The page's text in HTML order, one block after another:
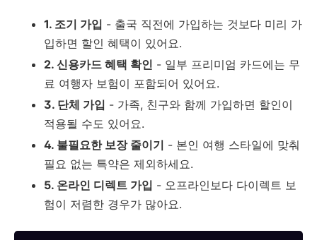
1. 조기 가입 - 출국 직전에 가입하는 것보다 미리 가
입하면 할인 혜택이 있어요.
2. 신용카드 혜택 확인 - 일부 프리미엄 카드에는 무
료 여행자 보험이 포함되어 있어요.
3. 단체 가입 - 가족, 친구와 함께 가입하면 할인이
적용될 수도 있어요.
4. 불필요한 보장 줄이기 - 본인 여행 스타일에 맞춰
필요 없는 특약은 제외하세요.
5. 온라인 디렉트 가입 - 오프라인보다 다이렉트 보
험이 저렴한 경우가 많아요.